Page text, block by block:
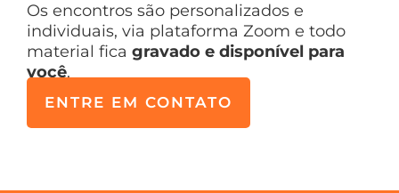
Os encontros são personalizados e
individuais, via plataforma Zoom e todo
material fica gravado e disponível para
você.
ENTRE EM CONTATO